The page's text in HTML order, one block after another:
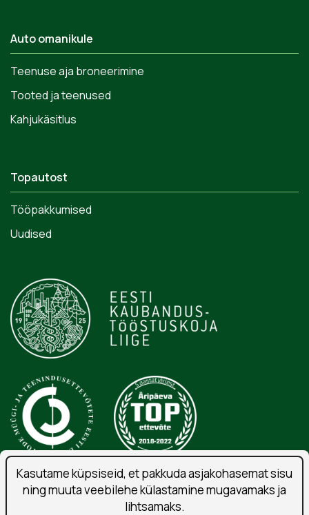
Auto omanikule
Teenuse aja broneerimine
Tooted ja teenused
Kahjukäsitlus
Topautost
Tööpakkumised
Uudised
Isikuandmete töötlemise tingimused
Kasutame küpsiseid, et pakkuda asjakohasemat sisu
ning muuta veebilehe külastamine mugavamaks ja
lihtsamaks.